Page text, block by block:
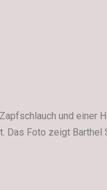
und einer
Das Foto zeigt Barthel